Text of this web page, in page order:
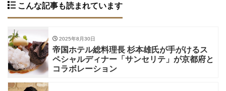
こんな記事も読まれています
2025年8月30日
帝国ホテル総料理長 杉本雄氏が手がけるス
ペシャルディナー「サンセリテ」が京都府と
コラボレーション